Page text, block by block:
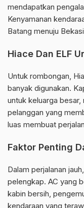
mendapatkan
Kenyamanan
Batang menuju
Hiace Dan ELF
Untuk rombongan,
banyak digunakan.
untuk keluarga
pelanggan yang
luas membuat
Faktor Penting
Dalam perjalanan
pelengkap. AC yang
kabin bersih,
kendaraan yang